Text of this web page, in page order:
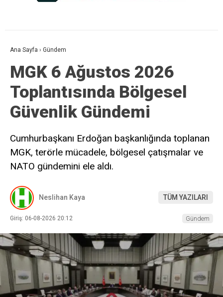
Ana Sayfa › Gündem
MGK 6 Ağustos 2026
Toplantısında Bölgesel
Güvenlik Gündemi
Cumhurbaşkanı Erdoğan başkanlığında toplanan
MGK, terörle mücadele, bölgesel çatışmalar ve
NATO gündemini ele aldı.
Neslihan Kaya TÜM YAZILARI
Giriş: 06-08-2026 20:12 Gündem